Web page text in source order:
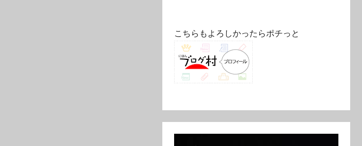
こちらもよろしかったらポチっと